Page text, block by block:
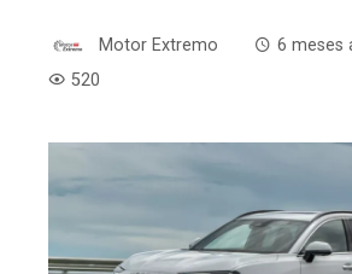
Motor Extremo
6 meses
520